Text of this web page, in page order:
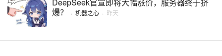
DeepSeek官宣即将大幅涨价，服务器终于挤
爆？
· 机器之心 · 昨天